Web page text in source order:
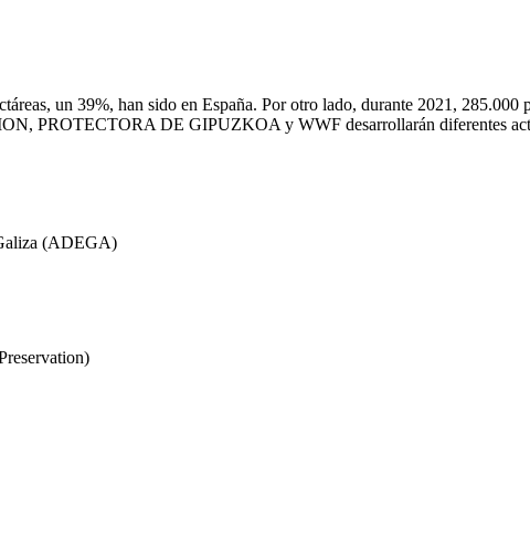
un 39%, han sido en España. Por otro lado, durante 2021, 285.000
PROTECTORA DE GIPUZKOA y WWF desarrollarán diferentes
(ADEGA)